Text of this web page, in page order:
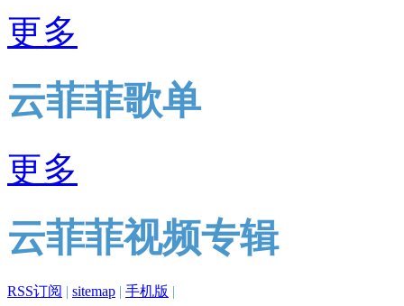
更多
云菲菲歌单
更多
云菲菲视频专辑
RSS订阅 | sitemap | 手机版 |